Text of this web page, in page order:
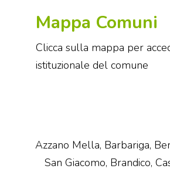
Mappa Comuni
Clicca sulla mappa per
istituzionale del comune
Azzano Mella, Barbariga,
San Giacomo, Brandico,